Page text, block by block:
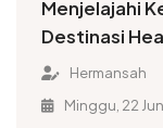
Menjelajahi
Destinasi
KlatenHermansah
Minggu, 22